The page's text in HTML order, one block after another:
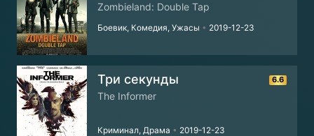
Zombieland: Double Tap
Боевик, Комедия, Ужасы • 2019-12-23
6.6
Три секунды
The Informer
Криминал, Драма • 2019-12-23